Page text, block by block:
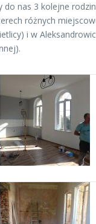
do nas 3 kolejne
różnych
i w